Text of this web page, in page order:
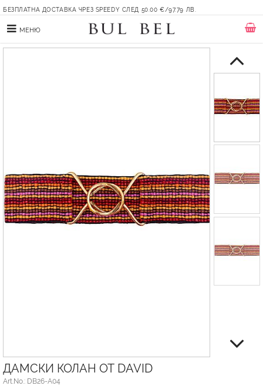
БЕЗПЛАТНА ДОСТАВКА ЧРЕЗ SPEEDY СЛЕД 50.00 €/97.79 ЛВ.
МЕНЮ
ДАМСКИ КОЛАН ОТ DAVID
Art.No.: DB26-A04